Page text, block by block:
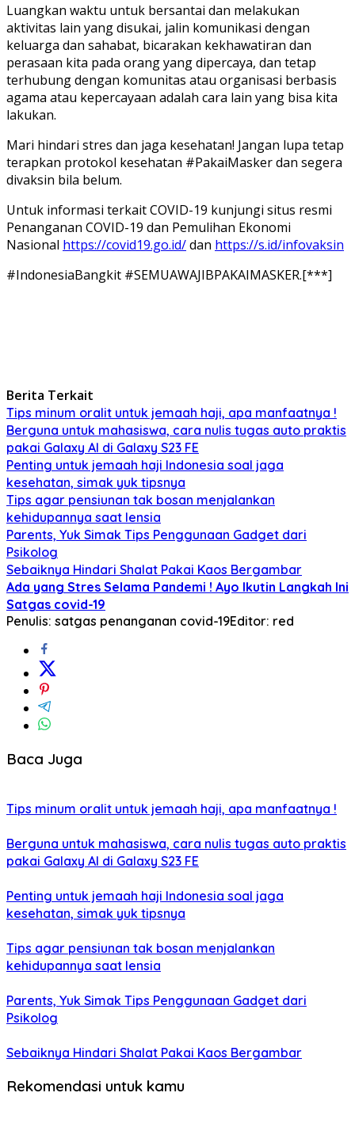
Luangkan waktu untuk bersantai dan melakukan
aktivitas lain yang disukai, jalin komunikasi dengan
keluarga dan sahabat, bicarakan kekhawatiran dan
perasaan kita pada orang yang dipercaya, dan tetap
terhubung dengan komunitas atau organisasi berbasis
agama atau kepercayaan adalah cara lain yang bisa kita
lakukan.
Mari hindari stres dan jaga kesehatan! Jangan lupa tetap
terapkan protokol kesehatan #PakaiMasker dan segera
divaksin bila belum.
Untuk informasi terkait COVID-19 kunjungi situs resmi
Penanganan COVID-19 dan Pemulihan Ekonomi
Nasional https://covid19.go.id/dan https://s.id/infovaksin
#IndonesiaBangkit #SEMUAWAJIBPAKAIMASKER.[***]
Berita Terkait
Tips minum oralit untuk jemaah haji, apa manfaatnya !
Berguna untuk mahasiswa, cara nulis tugas auto praktis
pakai Galaxy AI di Galaxy S23 FE
Penting untuk jemaah haji Indonesia soal jaga
kesehatan, simak yuk tipsnya
Tips agar pensiunan tak bosan menjalankan
kehidupannya saat lensia
Parents, Yuk Simak Tips Penggunaan Gadget dari
Psikolog
Sebaiknya Hindari Shalat Pakai Kaos Bergambar
Ada yang Stres Selama Pandemi ! Ayo Ikutin Langkah Ini
Satgas covid-19
Penulis: satgas penanganan covid-19Editor: red
Baca Juga
Tips minum oralit untuk jemaah haji, apa manfaatnya !
Berguna untuk mahasiswa, cara nulis tugas auto praktis
pakai Galaxy AI di Galaxy S23 FE
Penting untuk jemaah haji Indonesia soal jaga
kesehatan, simak yuk tipsnya
Tips agar pensiunan tak bosan menjalankan
kehidupannya saat lensia
Parents, Yuk Simak Tips Penggunaan Gadget dari
Psikolog
Sebaiknya Hindari Shalat Pakai Kaos Bergambar
Rekomendasi untuk kamu